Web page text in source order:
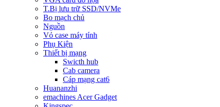
T.Bị lưu trữ SSD/NVMe
Bo mạch chủ
Nguồn
Vỏ case máy tính
Phụ Kiện
Thiết bị mạng
Swicth hub
Cab camera
Cáp mạng cat6
Huananzhi
emachines Acer Gadget